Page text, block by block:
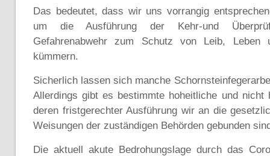
Das bedeutet, dass wir uns vorrangig
um die Ausführung der Kehr-und
Gefahrenabwehr zum Schutz von Leib, Leben
kümmern.
Sicherlich lassen sich manche
Allerdings gibt es bestimmte hoheitliche und nicht
deren fristgerechter Ausführung wir an die
Weisungen der zuständigen Behörden gebunden
Die aktuell akute Bedrohungslage durch das